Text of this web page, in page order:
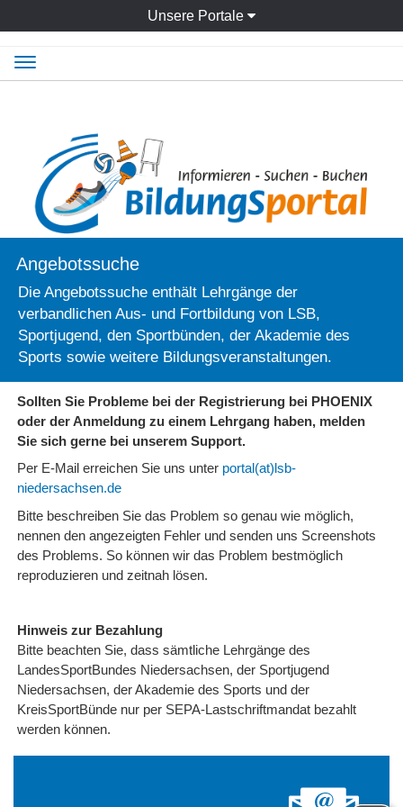
Unsere Portale
Angebotssuche
Die Angebotssuche enthält Lehrgänge der
verbandlichen Aus- und Fortbildung von LSB,
Sportjugend, den Sportbünden, der Akademie des
Sports sowie weitere Bildungsveranstaltungen.
Sollten Sie Probleme bei der Registrierung bei PHOENIX
oder der Anmeldung zu einem Lehrgang haben, melden
Sie sich gerne bei unserem Support.
Per E-Mail erreichen Sie uns unter portal(at)lsb-
niedersachsen.de
Bitte beschreiben Sie das Problem so genau wie möglich,
nennen den angezeigten Fehler und senden uns Screenshots
des Problems. So können wir das Problem bestmöglich
reproduzieren und zeitnah lösen.
Hinweis zur Bezahlung
Bitte beachten Sie, dass sämtliche Lehrgänge des
LandesSportBundes Niedersachsen, der Sportjugend
Niedersachsen, der Akademie des Sports und der
KreisSportBünde nur per SEPA-Lastschriftmandat bezahlt
werden können.
Navigation
ein-/ausblenden